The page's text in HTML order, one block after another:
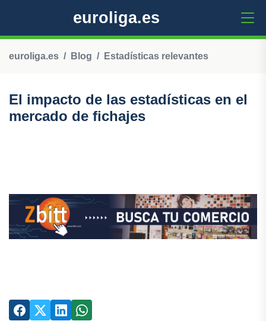
euroliga.es
euroliga.es Blog Estadísticas relevantes
El impacto de las estadísticas en el
mercado de fichajes